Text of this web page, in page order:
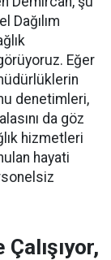
Dağılım
Eğer
denetimleri,
da göz
hizmetleri
hayati